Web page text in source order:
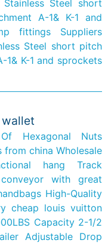
Stainless Steel short
A-1& K-1 and
fittings Suppliers
Steel short pitch
K-1 and sprockets
wallet
Hexagonal Nuts
from china Wholesale
hang Track
with great
High-Quality
cheap louis vuitton
Capacity 2-1/2
Adjustable Drop